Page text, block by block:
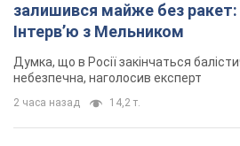
залишився майже без ракет:
Інтерв’ю з Мельником
Думка, що в Росії закінчаться
небезпечна, наголосив експерт
2 часа назад 14,2 т.